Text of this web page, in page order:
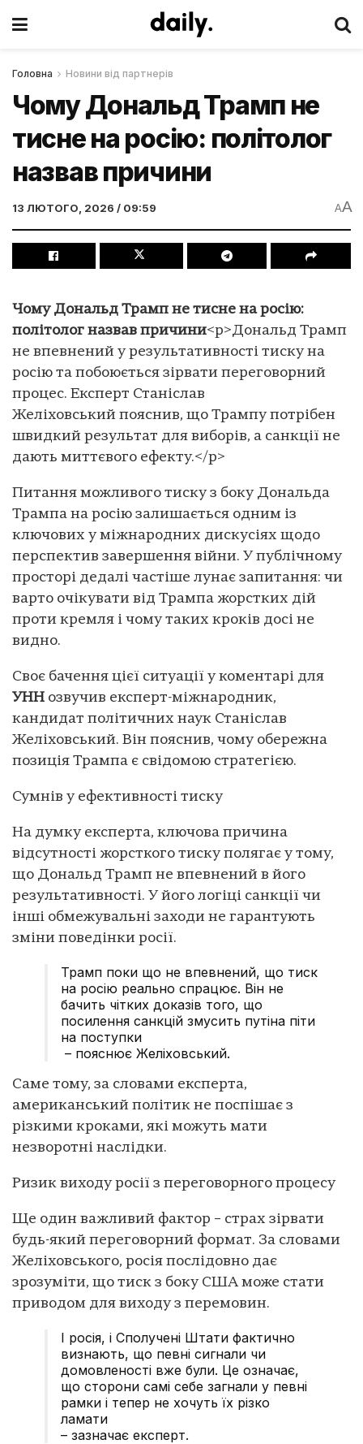
Головна Новини від партнерів
Чому Дональд Трамп не
тисне на росію: політолог
назвав причини
13 ЛЮТОГО, 2026 / 09:59 AA
Чому Дональд Трамп не тисне на росію:
політолог назвав причини<p>Дональд Трамп
не впевнений у результативності тиску на
росію та побоюється зірвати переговорний
процес. Експерт Станіслав
Желіховський пояснив, що Трампу потрібен
швидкий результат для виборів, а санкції не
дають миттєвого ефекту.</p>
Питання можливого тиску з боку Дональда
Трампа на росію залишається одним із
ключових у міжнародних дискусіях щодо
перспектив завершення війни. У публічному
просторі дедалі частіше лунає запитання: чи
варто очікувати від Трампа жорстких дій
проти кремля і чому таких кроків досі не
видно.
Своє бачення цієї ситуації у коментарі для
УНН озвучив експерт-міжнародник,
кандидат політичних наук Станіслав
Желіховський. Він пояснив, чому обережна
позиція Трампа є свідомою стратегією.
Сумнів у ефективності тиску
На думку експерта, ключова причина
відсутності жорсткого тиску полягає у тому,
що Дональд Трамп не впевнений в його
результативності. У його логіці санкції чи
інші обмежувальні заходи не гарантують
зміни поведінки росії.
Трамп поки що не впевнений, що тиск
на росію реально спрацює. Він не
бачить чітких доказів того, що
посилення санкцій змусить путіна піти
на поступки
– пояснює Желіховський.
Саме тому, за словами експерта,
американський політик не поспішає з
різкими кроками, які можуть мати
незворотні наслідки.
Ризик виходу росії з переговорного процесу
Ще один важливий фактор – страх зірвати
будь-який переговорний формат. За словами
Желіховського, росія послідовно дає
зрозуміти, що тиск з боку США може стати
приводом для виходу з перемовин.
І росія, і Сполучені Штати фактично
визнають, що певні сигнали чи
домовленості вже були. Це означає,
що сторони самі себе загнали у певні
рамки і тепер не хочуть їх різко
ламати
– зазначає експерт.